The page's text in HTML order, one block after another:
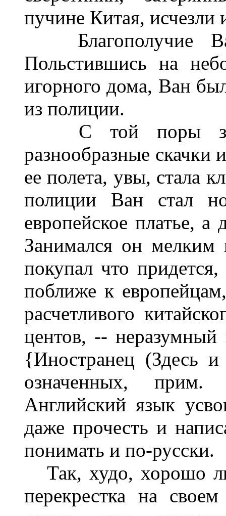
пучине Китая, исчезли
Благополучие
Польстившись на
игорного дома, Ван
из полиции.
С той поры
разнообразные скачки
ее полета, увы, стала
полиции Ван стал
европейское платье,
Занимался он мелким
покупал что придется,
поближе к
расчетливого
центов, -- неразумный
{Иностранец (Здесь
означенных, прим.
Английский язык
даже прочесть и
понимать и по-русски.
Так, худо, хорошо
перекрестка на